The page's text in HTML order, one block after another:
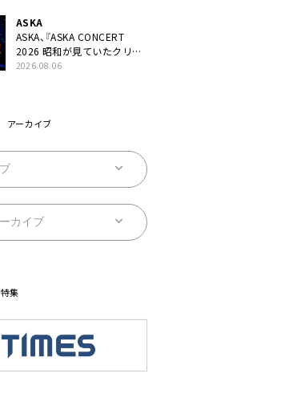
ASKA
ASKA、『ASKA CONCERT
2026 昭和が見ていたクリス
マス!? 』発売＆上映決定
2026.08.06
アーカイブ
特集